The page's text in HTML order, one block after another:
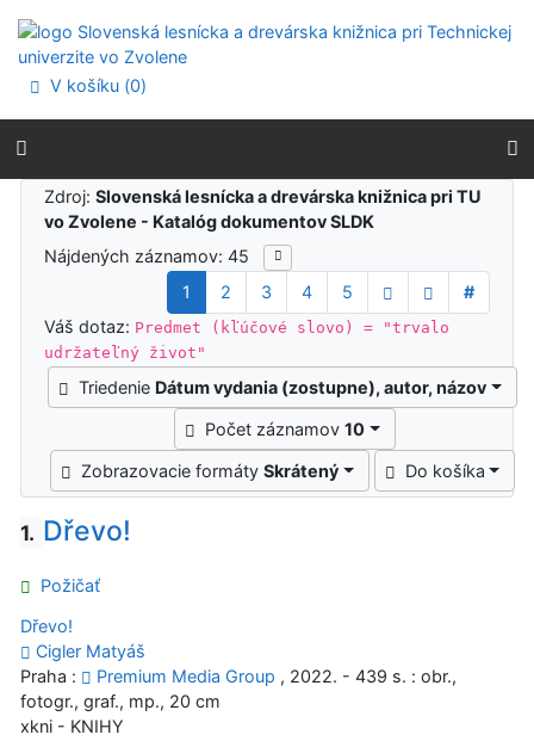
Prejsť na menu
Prehlásenie o webovej prístupnosti
V košíku (0)
Výsledky vyhľadávania
Zdroj:Slovenská lesnícka a drevárska knižnica pri TU
vo Zvolene - Katalóg dokumentov SLDK
Nájdených záznamov: 45
1
2 3 4 5
#
Váš dotaz: Predmet (kľúčové slovo) = "trvalo
udržateľný život"
Triedenie Dátum vydania (zostupne), autor, názov
Počet záznamov10
Zobrazovacie formátySkrátený Do košíka
1. Dřevo!
Požičať
Dřevo!
Cigler Matyáš
Praha :
Premium Media Group , 2022. - 439 s. : obr.,
fotogr., graf., mp., 20 cm
xkni - KNIHY